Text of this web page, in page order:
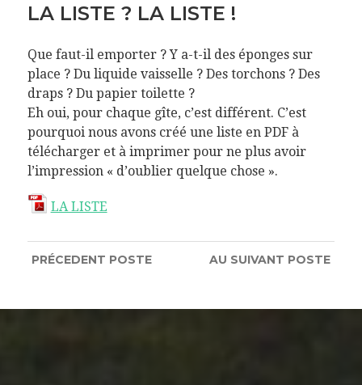
LA LISTE ? LA LISTE !
Que faut-il emporter ? Y a-t-il des éponges sur
place ? Du liquide vaisselle ? Des torchons ? Des
draps ? Du papier toilette ?
Eh oui, pour chaque gîte, c’est différent. C’est
pourquoi nous avons créé une liste en PDF à
télécharger et à imprimer pour ne plus avoir
l’impression « d’oublier quelque chose ».
LA LISTE
AU SUIVANT POSTE
PRÉCEDENT POSTE